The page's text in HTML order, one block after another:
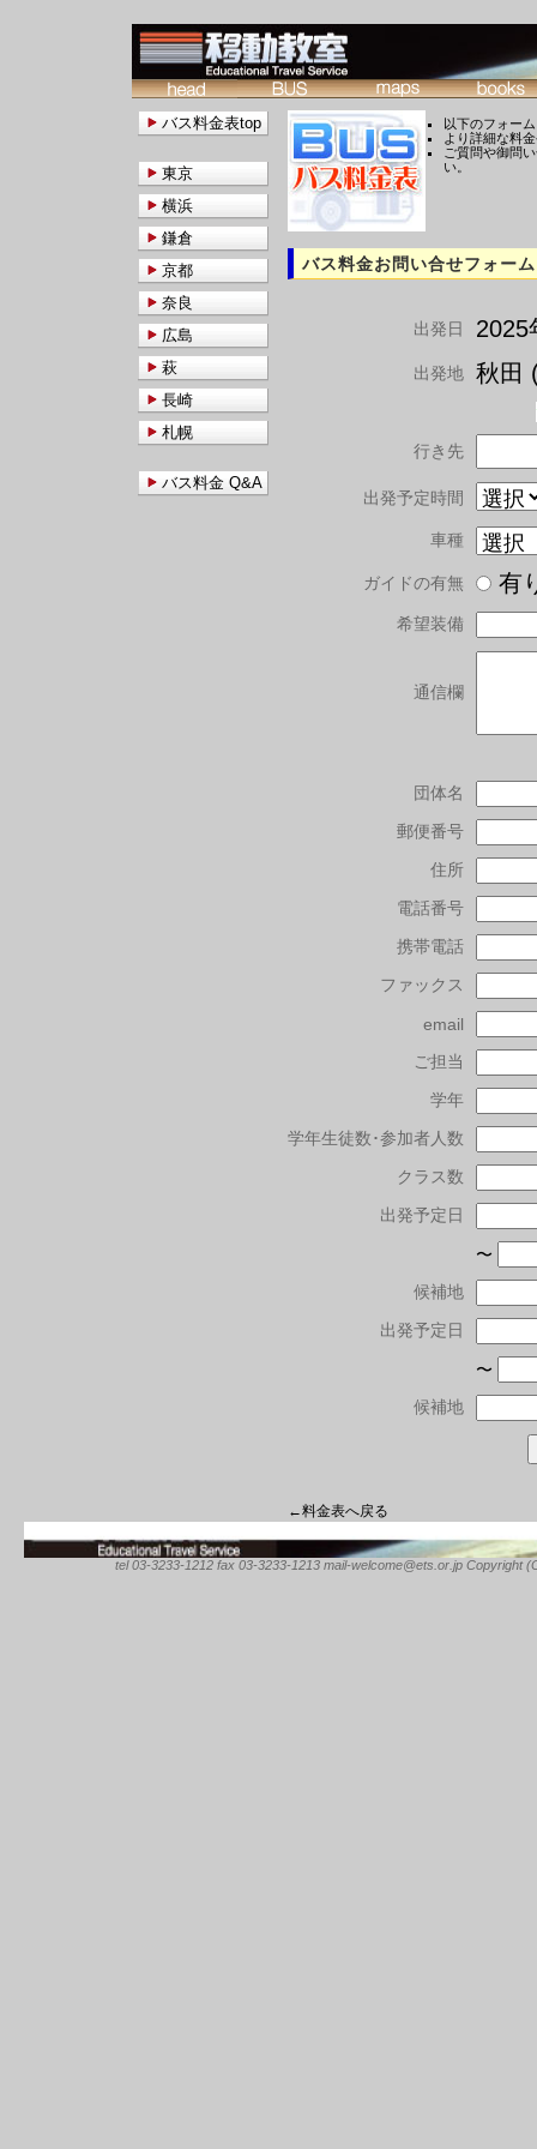
以下のフォー
より詳細な料
ご質問や御問
い。
バス料金お問い合せフォーム
出発日 2025
出発地 秋田
行き先
出発予定時間
車種
ガイドの有無
希望装備
通信欄
団体名
郵便番号
住所
電話番号
携帯電話
ファックス
email
ご担当
学年
学年生徒数･参加者人数
クラス数
出発予定日
〜
候補地
出発予定日
〜
候補地
←料金表へ戻る
バス料金表top
東京
横浜
鎌倉
京都
奈良
広島
萩
長崎
札幌
バス料金 Q&A
tel 03-3233-1212 fax 03-3233-1213 mail-welcome@ets.or.jp Copyright